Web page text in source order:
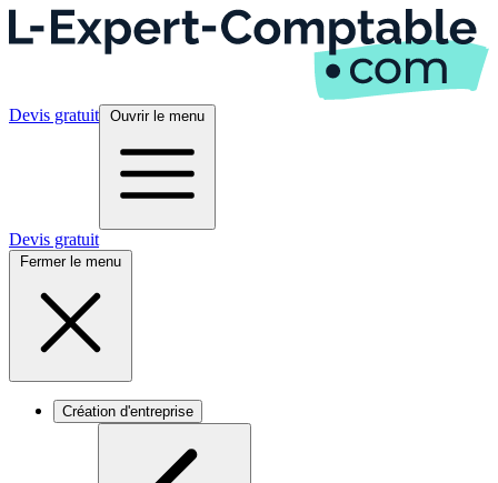
Devis gratuit Ouvrir le menu
Devis gratuit
Fermer le menu
Création d'entreprise